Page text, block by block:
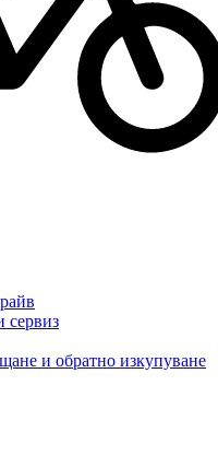
сервиз
и обратно изкупуване